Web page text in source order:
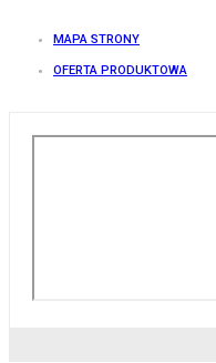
MAPA STRONY
OFERTA PRODUKTOWA